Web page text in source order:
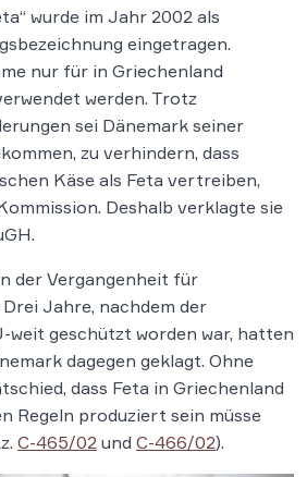
wurde im Jahr 2002 als
eingetragen.
nur für in Griechenland
werden. Trotz
sei Dänemark seiner
zu verhindern, dass
Käse als Feta vertreiben,
Deshalb verklagte sie
der Vergangenheit für
Jahre, nachdem der
weit geschützt worden war, hatten
dagegen geklagt. Ohne
dass Feta in Griechenland
Regeln produziert sein müsse
C-465/02 und C-466/02).